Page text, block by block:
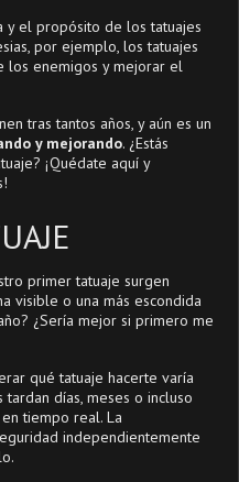
y el propósito de los tatuajes
por ejemplo, los tatuajes
los enemigos y mejorar el
tras tantos años, y aún es un
y mejorando. ¿Estás
¡Quédate aquí y
primer tatuaje surgen
visible o una más escondida
¿Sería mejor si primero me
qué tatuaje hacerte varía
tardan días, meses o incluso
tiempo real. La
independientemente